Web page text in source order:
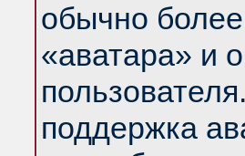
обычно
«аватара» и
поддержка